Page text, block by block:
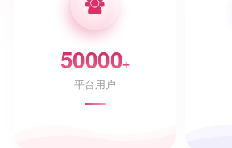
50000+
平台用户